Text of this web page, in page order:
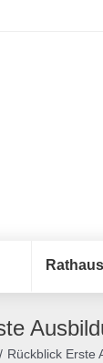
/ Rückblick Erste